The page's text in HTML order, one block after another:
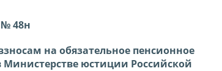
48н
на обязательное пенсионное
юстиции Российской